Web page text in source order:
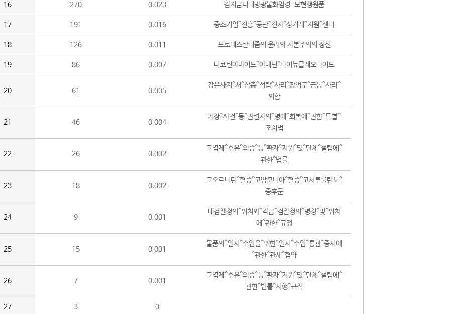
16 270 0.023 감지금니대방광불화엄경-보현행원품
17 191 0.016 중소기업^진흥^공단^전자^상거래^지원^센터
18 126 0.011 프로테스탄티즘의 윤리와 자본주의의 정신
19 86 0.007 니코틴아마이드^아데닌^다이뉴클레오타이드
20 61 0.005
감은사지^서^삼층^석탑^사리^장엄구^금동^사리^
외함
21 46 0.004
거창^사건^등^관련자의^명예^회복에^관한^특별^
조치법
22 26 0.002
고엽제^후유^의증^등^환자^지원^및^단체^설립에^
관한^법률
23 18 0.002
고오르니틴^혈증^고암모니아^혈증^고시투룰린뇨^
증후군
24 9 0.001
대검찰청의^위치와^각급^검찰청의^명칭^및^위치
에^관한^규정
25 15 0.001
물품의^일시^수입을^위한^일시^수입^통관^증서에
^관한^관세^협약
26 7 0.001
고엽제^후유^의증^등^환자^지원^및^단체^설립에^
관한^법률^시행^규칙
27 3 0